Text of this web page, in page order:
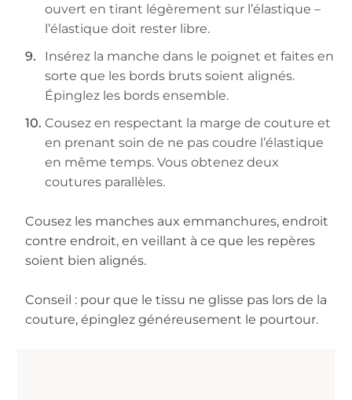
ouvert en tirant légèrement sur l’élastique –
l’élastique doit rester libre.
Insérez la manche dans le poignet et faites en
sorte que les bords bruts soient alignés.
Épinglez les bords ensemble.
Cousez en respectant la marge de couture et
en prenant soin de ne pas coudre l’élastique
en même temps. Vous obtenez deux
coutures parallèles.
Cousez les manches aux emmanchures, endroit
contre endroit, en veillant à ce que les repères
soient bien alignés.
Conseil : pour que le tissu ne glisse pas lors de la
couture, épinglez généreusement le pourtour.